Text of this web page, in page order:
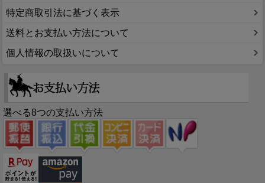
特定商取引法に基づく表示
送料とお支払い方法について
個人情報の取扱いについて
選べる8つの支払い方法